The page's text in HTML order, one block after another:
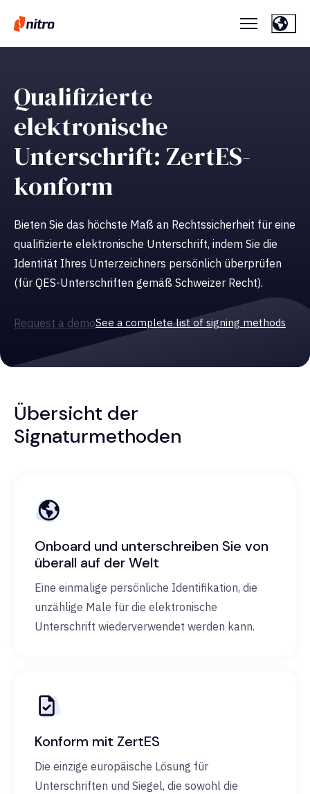
Qualifizierte
elektronische
Unterschrift: ZertES-
konform
Bieten Sie das höchste Maß an Rechtssicherheit für eine
qualifizierte elektronische Unterschrift, indem Sie die
Identität Ihres Unterzeichners persönlich überprüfen
(für QES-Unterschriften gemäß Schweizer Recht).
Request a demoSee a complete list of signing methods
Übersicht der
Signaturmethoden
Onboard und unterschreiben Sie von
überall auf der Welt
Eine einmalige persönliche Identifikation, die
unzählige Male für die elektronische
Unterschrift wiederverwendet werden kann.
Konform mit ZertES
Die einzige europäische Lösung für
Unterschriften und Siegel, die sowohl die